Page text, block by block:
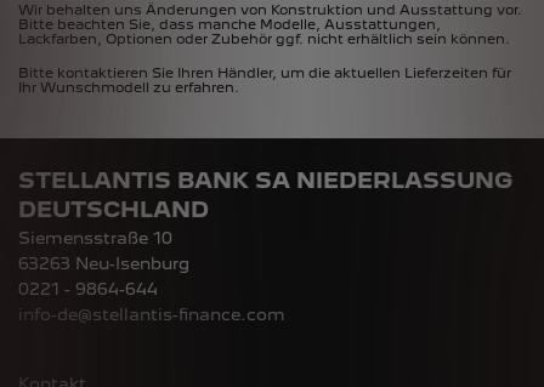
Wir behalten uns Änderungen von Konstruktion und Ausstattung vor.
Bitte beachten Sie, dass manche Modelle, Ausstattungen,
Lackfarben, Optionen oder Zubehör ggf. nicht erhältlich sein können.
Bitte kontaktieren Sie Ihren Händler, um die aktuellen Lieferzeiten für
Ihr Wunschmodell zu erfahren.
STELLANTIS BANK SA NIEDERLASSUNG
DEUTSCHLAND
Siemensstraße 10
63263 Neu-Isenburg
0221 - 9864-644
info-de@stellantis-finance.com